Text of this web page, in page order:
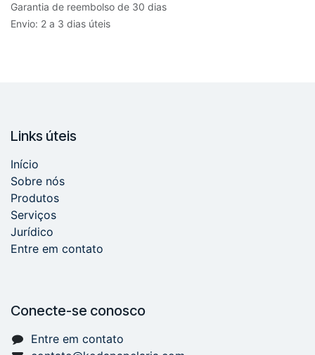
Garantia de reembolso de 30 dias
Envio: 2 a 3 dias úteis
Links úteis
Início
Sobre nós
Produtos
Serviços
Jurídico
Entre em contato
Conecte-se conosco
Entre em contato